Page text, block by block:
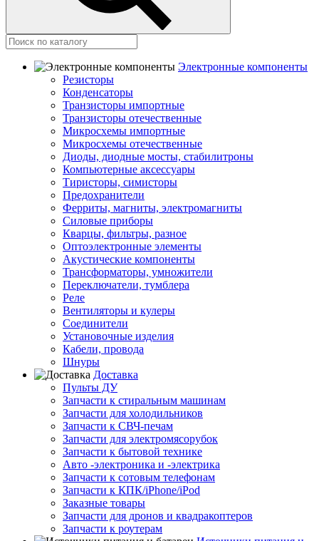
Электронные компоненты
Резисторы
Конденсаторы
Транзисторы импортные
Транзисторы отечественные
Микросхемы импортные
Микросхемы отечественные
Диоды, диодные мосты, стабилитроны
Компьютерные аксессуары
Тиристоры, симисторы
Предохранители
Ферриты, магниты, электромагниты
Силовые приборы
Кварцы, фильтры, разное
Оптоэлектронные элементы
Акустические компоненты
Трансформаторы, умножители
Переключатели, тумблера
Реле
Вентиляторы и кулеры
Соединители
Установочные изделия
Кабели, провода
Шнуры
Доставка
Пульты ДУ
Запчасти к стиральным машинам
Запчасти для холодильников
Запчасти к СВЧ-печам
Запчасти для электромясорубок
Запчасти к бытовой технике
Авто -электроника и -электрика
Запчасти к сотовым телефонам
Запчасти к КПК/iPhone/iPod
Заказные товары
Запчасти для дронов и квадракоптеров
Запчасти к роутерам